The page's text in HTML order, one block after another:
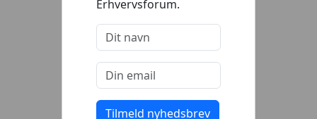
Erhvervsforum.